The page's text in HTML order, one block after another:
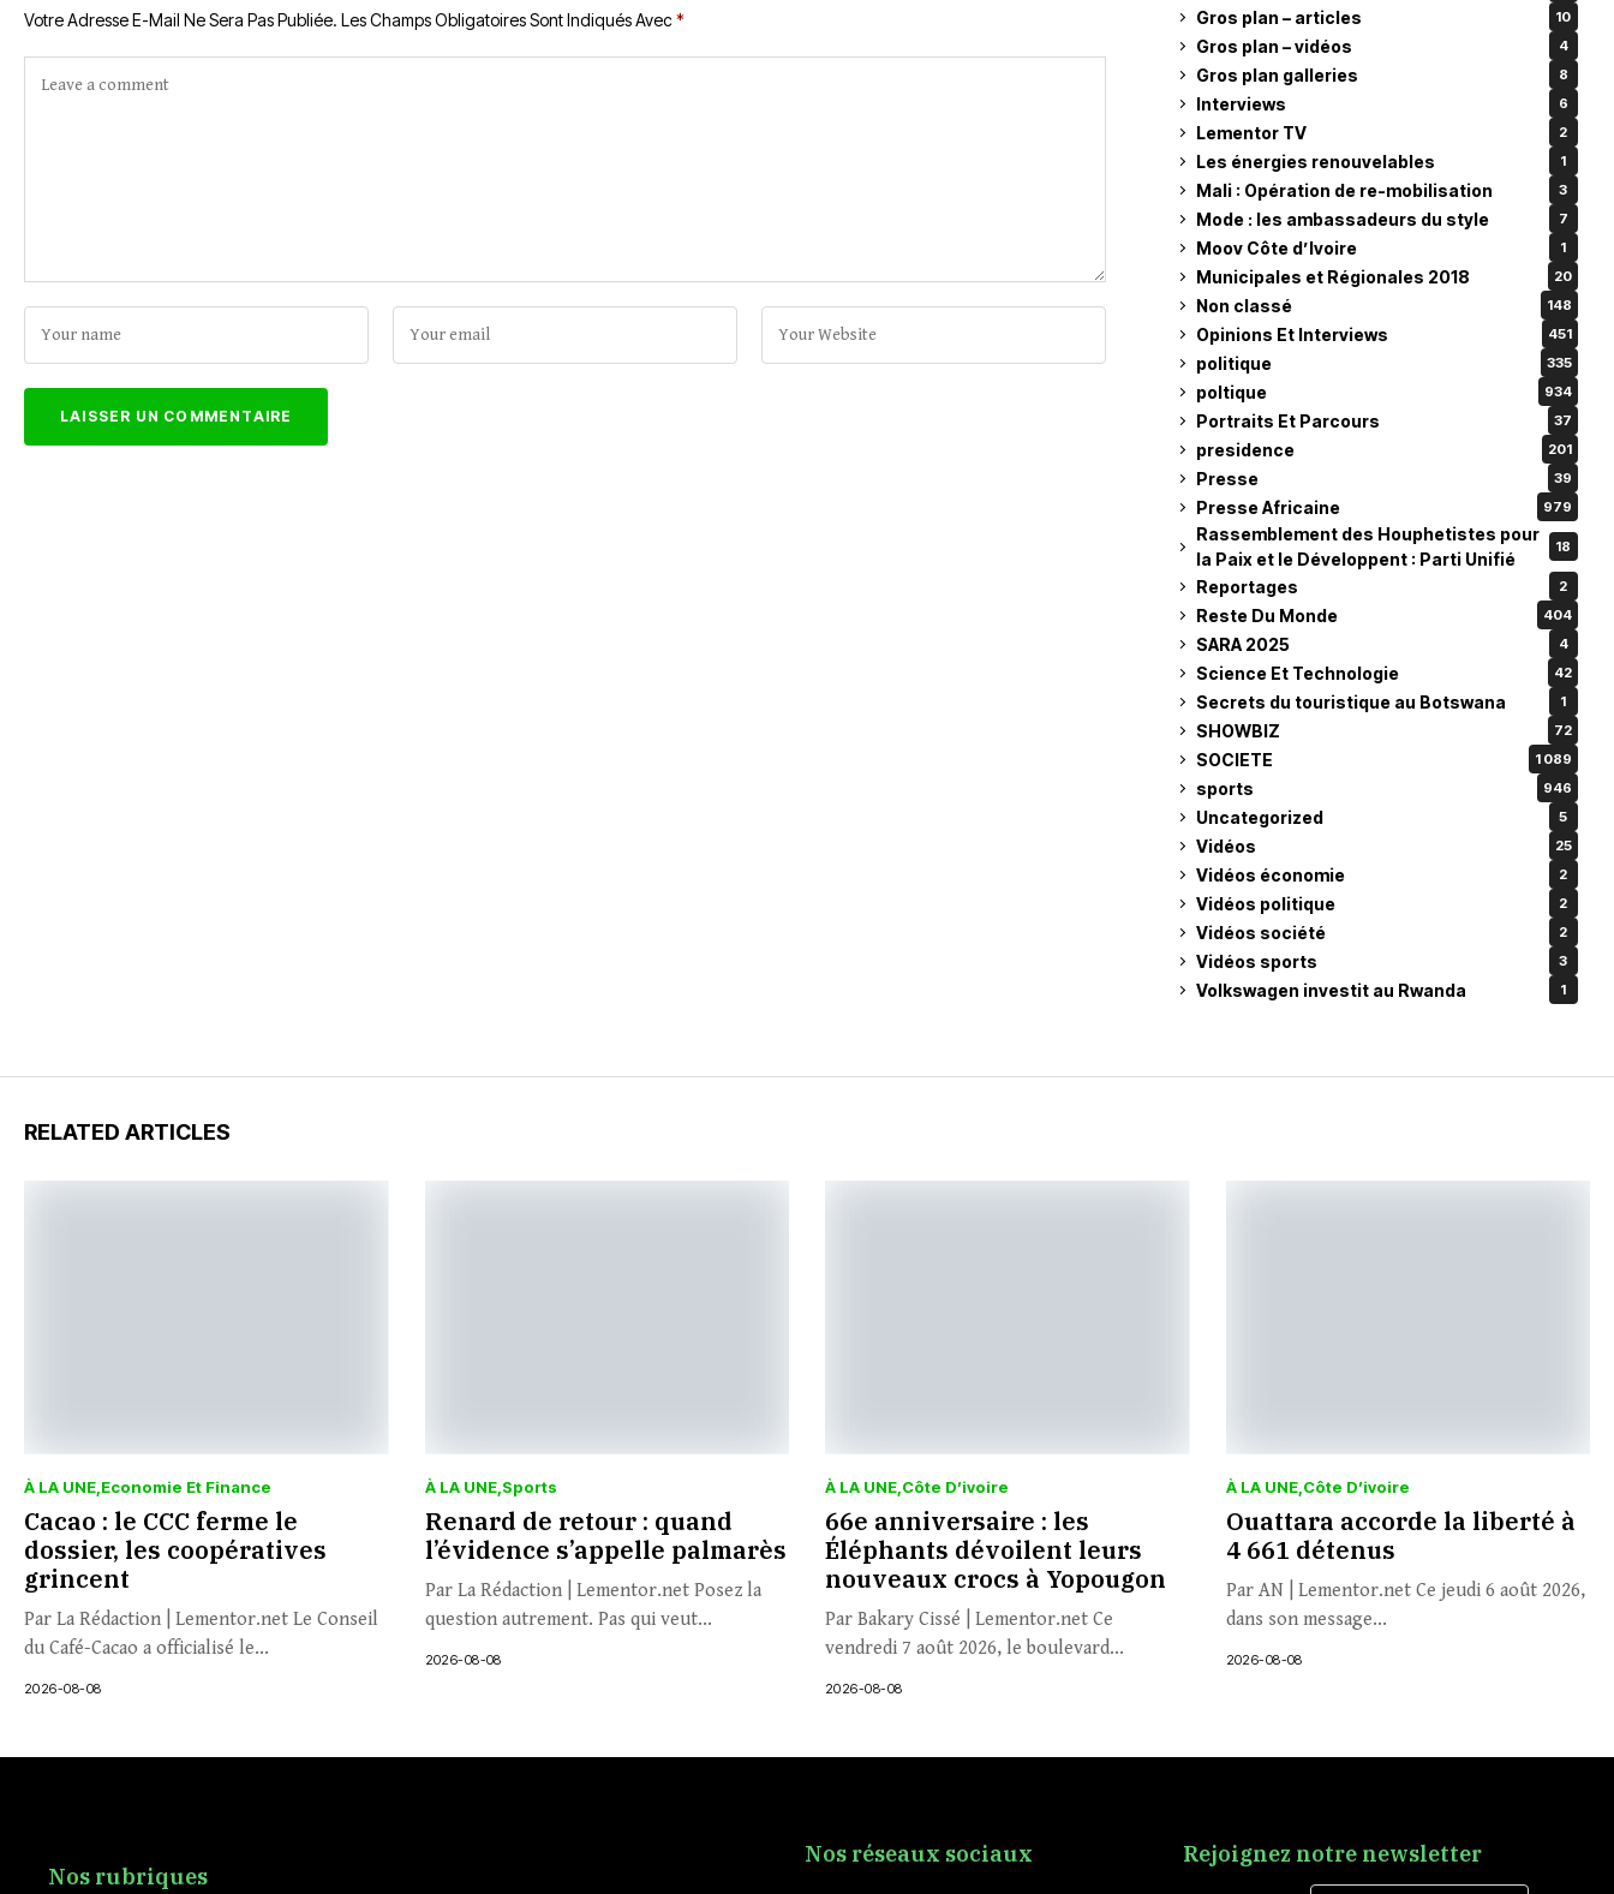
Votre Adresse E-Mail Ne Sera Pas Publiée. Les Champs Obligatoires Sont Indiqués Avec* Gros plan – articles 10
Gros plan – vidéos 4
Gros plan galleries 8
Interviews 6
Lementor TV 2
Les énergies renouvelables 1
Mali : Opération de re-mobilisation 3
Mode : les ambassadeurs du style 7
Moov Côte d’Ivoire 1
Municipales et Régionales 2018 20
Non classé 148
Opinions Et Interviews 451
politique 335
poltique 934
Portraits Et Parcours 37
presidence 201
Presse 39
Presse Africaine 979
Rassemblement des Houphetistes pour
la Paix et le Développent : Parti Unifié
18
Reportages 2
Reste Du Monde 404
SARA 2025 4
Science Et Technologie 42
Secrets du touristique au Botswana 1
SHOWBIZ 72
SOCIETE 1 089
sports 946
Uncategorized 5
Vidéos 25
Vidéos économie 2
Vidéos politique 2
Vidéos société 2
Vidéos sports 3
Volkswagen investit au Rwanda 1
RELATED ARTICLES
À LA UNE Economie Et Finance
Cacao : le CCC ferme le
dossier, les coopératives
grincent
Par La Rédaction | Lementor.net Le Conseil
du Café-Cacao a officialisé le...
2026-08-08
À LA UNE Sports
Renard de retour : quand
l’évidence s’appelle palmarès
Par La Rédaction | Lementor.net Posez la
question autrement. Pas qui veut...
2026-08-08
À LA UNE Côte D’ivoire
66e anniversaire : les
Éléphants dévoilent leurs
nouveaux crocs à Yopougon
Par Bakary Cissé | Lementor.net Ce
vendredi 7 août 2026, le boulevard...
2026-08-08
À LA UNE Côte D’ivoire
Ouattara accorde la liberté à
4 661 détenus
Par AN | Lementor.net Ce jeudi 6 août 2026,
dans son message...
2026-08-08
Nos rubriques
Nos réseaux sociaux Rejoignez notre newsletter